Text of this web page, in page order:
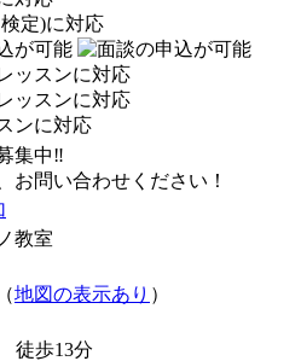
集中‼︎
お問い合わせください！
教室
地図の表示あり ）
徒歩13分